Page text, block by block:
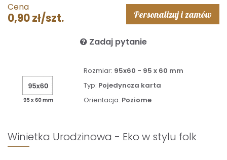
Cena
0,90 zł/szt. Personalizuj i zamów
Zadaj pytanie
Rozmiar: 95x60 - 95 x 60 mm
Typ: Pojedyncza karta
Orientacja: Poziome
Winietka Urodzinowa - Eko w stylu folk